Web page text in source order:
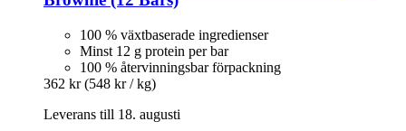
100 % växtbaserade ingredienser
Minst 12 g protein per bar
100 % återvinningsbar förpackning
362 kr (548 kr / kg)
Leverans till 18. augusti